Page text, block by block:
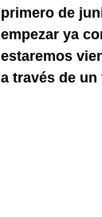
primero de
empezar ya
estaremos
a través de